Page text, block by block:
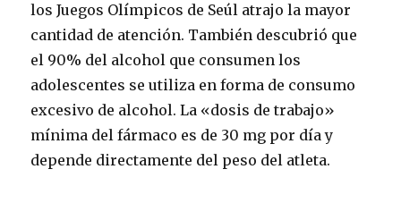
los Juegos Olímpicos de Seúl atrajo la mayor
cantidad de atención. También descubrió que
el 90% del alcohol que consumen los
adolescentes se utiliza en forma de consumo
excesivo de alcohol. La «dosis de trabajo»
mínima del fármaco es de 30 mg por día y
depende directamente del peso del atleta.